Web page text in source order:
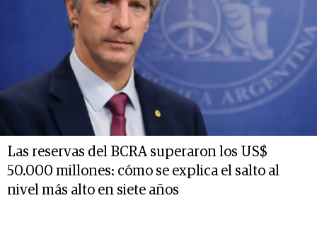
Las reservas del BCRA superaron los US$
50.000 millones: cómo se explica el salto al
nivel más alto en siete años